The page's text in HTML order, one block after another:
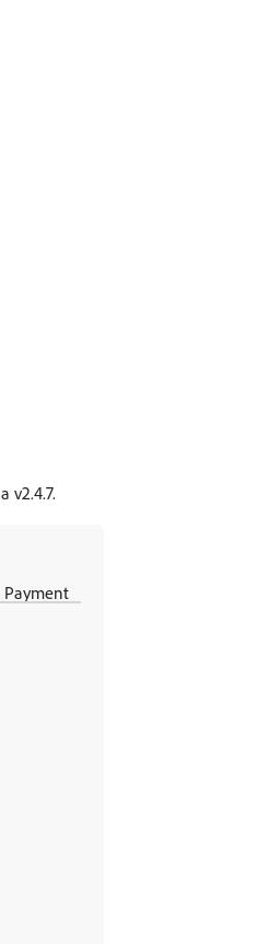
v2.4.7.
Payment